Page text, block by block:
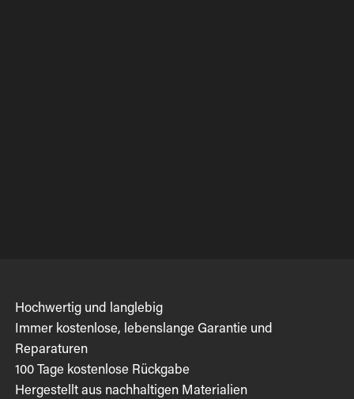
Hochwertig und langlebig
Immer kostenlose, lebenslange Garantie und
Reparaturen
100 Tage kostenlose Rückgabe
Hergestellt aus nachhaltigen Materialien